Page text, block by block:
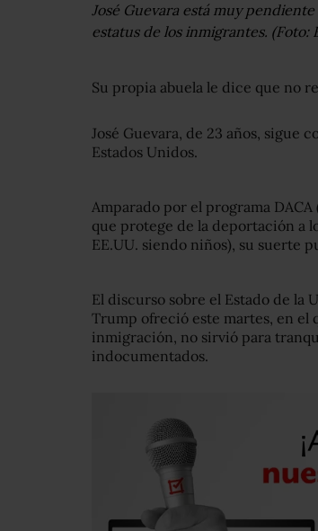
José Guevara está muy
estatus de los inmigrantes.
Su propia abuela le dice que no
José Guevara, de 23 años, sigue
Estados Unidos.
Amparado por el programa
que protege de la deportación a
EE.UU. siendo niños), su suerte
El discurso sobre el Estado de la
Trump ofreció este martes, en el
inmigración, no sirvió para
indocumentados.